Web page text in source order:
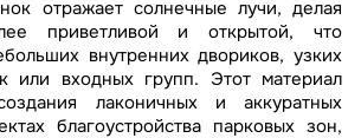
отражает солнечные лучи, делая
приветливой и открытой, что
внутренних двориков, узких
или входных групп. Этот материал
лаконичных и аккуратных
благоустройства парковых зон,